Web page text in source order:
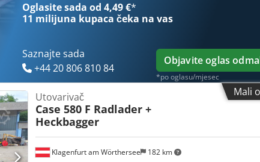
Oglasite sada od 4,49 €*
11 milijuna kupaca čeka na vas
Saznajte sada
+44 20 806 810 84
Objavite oglas
*po oglasu/mjesec
Mali
Klagenfurt am Wörthersee 182 km
Utovarivač
Case 580 F Radlader +
Heckbagger